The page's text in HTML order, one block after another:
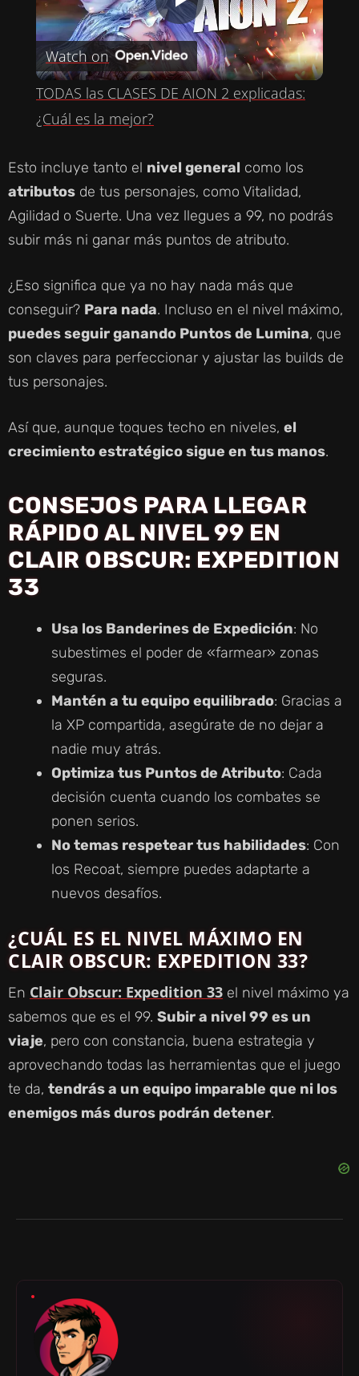
P
L
Y
V
D
E
Watch on
TODAS las CLASES DE AION 2 explicadas:
¿Cuál es la mejor?
Esto incluye tanto el nivel general como los
atributos de tus personajes, como Vitalidad,
Agilidad o Suerte. Una vez llegues a 99, no podrás
subir más ni ganar más puntos de atributo.
¿Eso significa que ya no hay nada más que
conseguir? Para nada. Incluso en el nivel máximo,
puedes seguir ganando Puntos de Lumina, que
son claves para perfeccionar y ajustar las builds de
tus personajes.
Así que, aunque toques techo en niveles, el
crecimiento estratégico sigue en tus manos.
CONSEJOS PARA LLEGAR
RÁPIDO AL NIVEL 99 EN
CLAIR OBSCUR: EXPEDITION
33
Usa los Banderines de Expedición: No
subestimes el poder de «farmear» zonas
seguras.
Mantén a tu equipo equilibrado: Gracias a
la XP compartida, asegúrate de no dejar a
nadie muy atrás.
Optimiza tus Puntos de Atributo: Cada
decisión cuenta cuando los combates se
ponen serios.
No temas respetear tus habilidades: Con
los Recoat, siempre puedes adaptarte a
nuevos desafíos.
¿CUÁL ES EL NIVEL MÁXIMO EN
CLAIR OBSCUR: EXPEDITION 33?
En Clair Obscur: Expedition 33 el nivel máximo ya
sabemos que es el 99. Subir a nivel 99 es un
viaje, pero con constancia, buena estrategia y
aprovechando todas las herramientas que el juego
te da, tendrás a un equipo imparable que ni los
enemigos más duros podrán detener.